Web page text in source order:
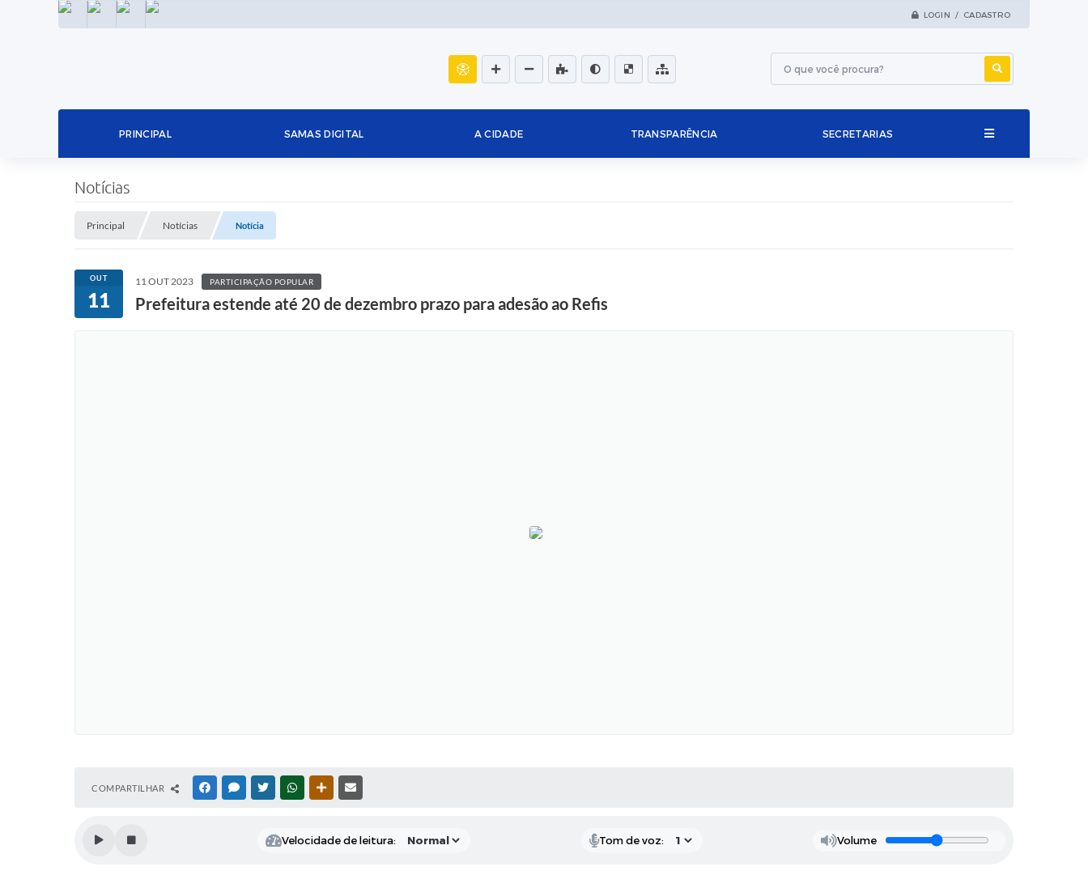
LOGIN / CADASTRO
INSTAGRAMFACEBOOKLINKEDIN
PRINCIPAL SAMAS DIGITAL A CIDADE TRANSPARÊNCIA SECRETARIAS
Notícias
Principal Notícias Notícia
OUT
11
11 OUT 2023 PARTICIPAÇÃO POPULAR
Prefeitura estende até 20 de dezembro prazo para adesão ao Refis
COMPARTILHAR FACEBOOKMESSENGER
TWITTERWHATSAPPOUTRAS MÍDIAS
Velocidade de leitura: Tom de voz: Volume